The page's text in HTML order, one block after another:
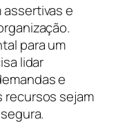
e
para um
lidar
e
recursos sejam